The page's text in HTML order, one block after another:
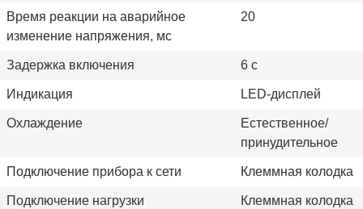
Время реакции на аварийное
изменение напряжения, мс
20
Задержка включения 6 с
Индикация LED-дисплей
Охлаждение
Естественное/
принудительное
Подключение прибора к сети Клеммная колодка
Подключение нагрузки Клеммная колодка